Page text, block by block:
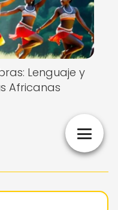
Lenguaje y
Africanas